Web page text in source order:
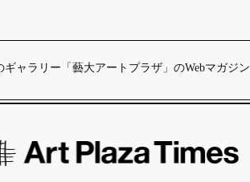
ギャラリー「藝大アートプラザ」のWebマガジン